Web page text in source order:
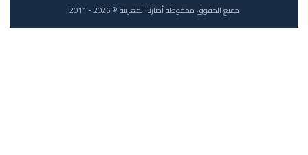
جميع الحقوق محفوظة أخبارنا المغربية © 2026 - 2011